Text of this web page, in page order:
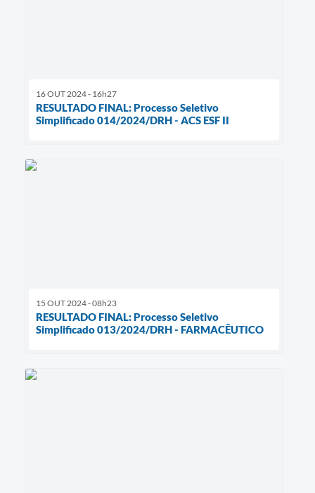
16 OUT 2024 - 16h27
RESULTADO FINAL: Processo Seletivo
Simplificado 014/2024/DRH - ACS ESF II
15 OUT 2024 - 08h23
RESULTADO FINAL: Processo Seletivo
Simplificado 013/2024/DRH - FARMACÊUTICO